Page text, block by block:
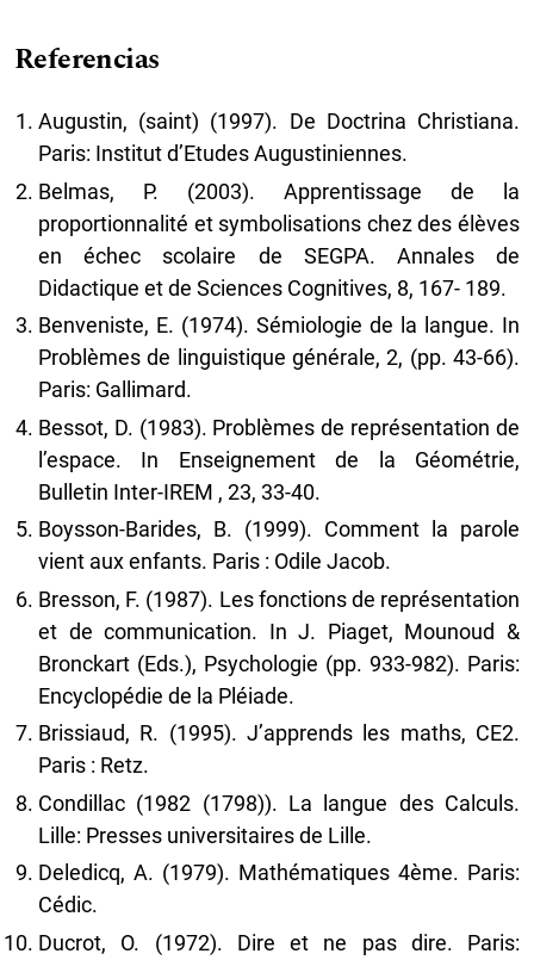
Referencias
Augustin, (saint) (1997). De Doctrina Christiana.
Paris: Institut d’Etudes Augustiniennes.
Belmas, P. (2003). Apprentissage de la
proportionnalité et symbolisations chez des élèves
en échec scolaire de SEGPA. Annales de
Didactique et de Sciences Cognitives, 8, 167- 189.
Benveniste, E. (1974). Sémiologie de la langue. In
Problèmes de linguistique générale, 2, (pp. 43-66).
Paris: Gallimard.
Bessot, D. (1983). Problèmes de représentation de
l’espace. In Enseignement de la Géométrie,
Bulletin Inter-IREM , 23, 33-40.
Boysson-Barides, B. (1999). Comment la parole
vient aux enfants. Paris : Odile Jacob.
Bresson, F. (1987). Les fonctions de représentation
et de communication. In J. Piaget, Mounoud &
Bronckart (Eds.), Psychologie (pp. 933-982). Paris:
Encyclopédie de la Pléiade.
Brissiaud, R. (1995). J’apprends les maths, CE2.
Paris : Retz.
Condillac (1982 (1798)). La langue des Calculs.
Lille: Presses universitaires de Lille.
Deledicq, A. (1979). Mathématiques 4ème. Paris:
Cédic.
Ducrot, O. (1972). Dire et ne pas dire. Paris: